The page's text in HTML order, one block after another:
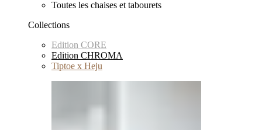
Toutes les chaises et tabourets
Collections
Edition CORE
Edition CHROMA
Tiptoe x Heju